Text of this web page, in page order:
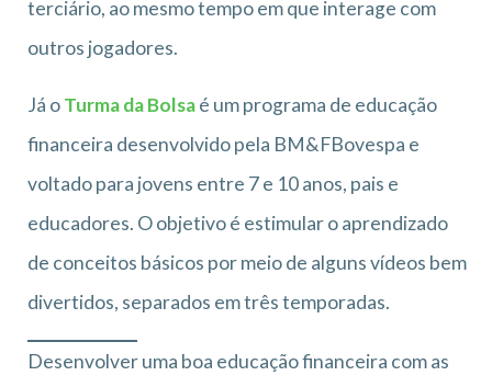
terciário, ao mesmo tempo em que interage com
outros jogadores.
Já oTurma da Bolsaé um programa de educação
financeira desenvolvido pela BM&FBovespa e
voltado para jovens entre 7 e 10 anos, pais e
educadores. O objetivo é estimular o aprendizado
de conceitos básicos por meio de alguns vídeos bem
divertidos, separados em três temporadas.
Desenvolver uma boa educação financeira com as